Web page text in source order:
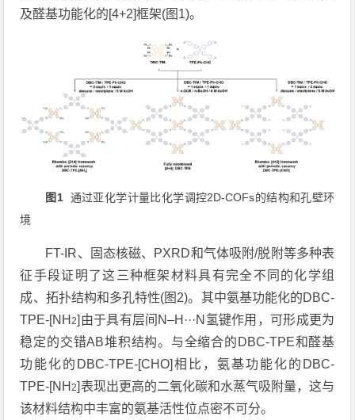
及醛基功能化的[4+2]框架(图 1)。
图 1 通过亚化学计量比化学调控2D-COFs的结构和孔壁环
境
FT-IR、固态核磁、 PXRD和气体吸附/脱附等多种表
征手段证明了这三种框架材料具有完全不同的化学组
成、拓扑结构和多孔特性(图 2)。其中氨基功能化的DBC-
TPE-[NH2] 由于具有层间 N‒H···N 氢键作用，可形成更为
稳定的交错AB堆积结构。与全缩合的 DBC-TPE和醛基
功能化的 DBC-TPE-[CHO] 相比，氨基功能化的 DBC-
TPE-[NH2]表现出更高的二氧化碳和水蒸气吸附量，这与
该材料结构中丰富的氨基活性位点密不可分。